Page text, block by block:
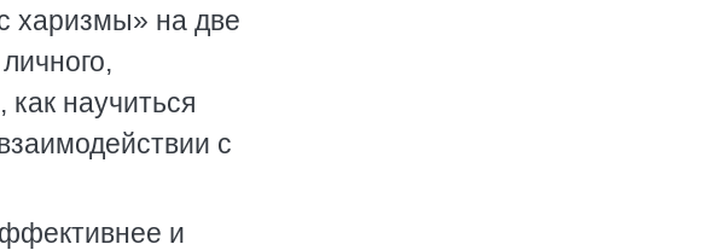
харизмы» на две
научиться
с
и